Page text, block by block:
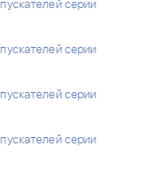
серии
серии
серии
серии